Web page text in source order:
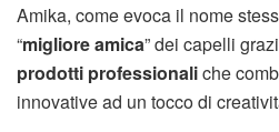
Amika, come evoca il nome
“migliore amica” dei capelli
prodotti professionaliche
innovative ad un tocco di